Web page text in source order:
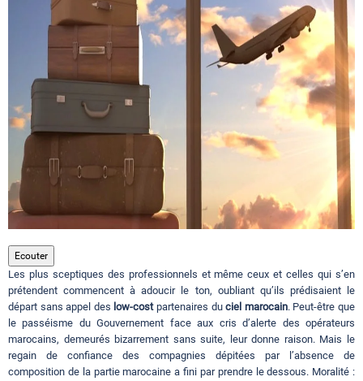
Circuits touristiques
Tourisme
Régions
Hotels
Evenements
Contact
Ecouter
Les plus sceptiques des professionnels et même ceux et celles qui s’en
prétendent commencent à adoucir le ton, oubliant qu’ils prédisaient le
départ sans appel des low-costpartenaires duciel marocain. Peut-être que
le passéisme du Gouvernement face aux cris d’alerte des opérateurs
marocains, demeurés bizarrement sans suite, leur donne raison. Mais le
regain de confiance des compagnies dépitées par l’absence de
composition de la partie marocaine a fini par prendre le dessous. Moralité :